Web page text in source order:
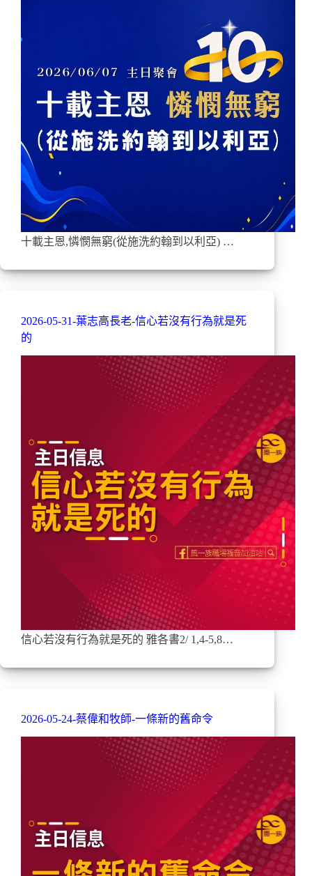
十載主恩,憐憫無窮(從施洗約翰到以利亞) …
2026-05-31-葉志高長老-信心若沒有行為就是死
的
信心若沒有行為就是死的 雅各書2/ 1,4-5,8…
2026-05-24-蔡偉和牧師-一條新的舊命令